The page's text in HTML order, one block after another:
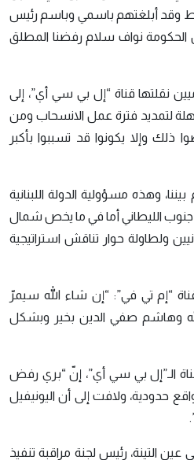
ولكنه سيبقى في 5 نقاط وقد أبلغتهم باسمي وباسم رئيس
نواف سلام رفضنا المطلق
نقلتها قناة “إل بي سي أي”، إلى
لتمديد فترة عمل الانسحاب ومن
ذلك وإلا يكونوا قد تسببوا بأكبر
وهذه مسؤولية الدولة اللبنانية
جنوب الليطاني أما في ما يخص شمال
ولطاولة حوار تناقش استراتيجية
“إم تي في”: “إن شاء الله سيمرّ
وهاشم صفي الدين بخير وبشكل
الـ”إل بي سي أي”، إنّ “بري رفض
حدودية، ولافت إلى أن اليونيفيل
التينة، رئيس لجنة مراقبة تنفيذ